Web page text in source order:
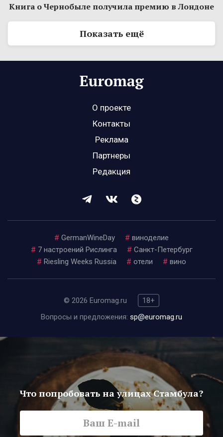
Книга о Чернобыле получила премию в Лондоне
Показать ещё
О проекте
Контакты
Реклама
Партнеры
Редакция
# GermanWineDay # виноделие
# 7 настроений Рислинга # Санкт-Петербург
# Riesling Weeks Russia # отели # вино
© 2026 Euromag.ru
18+
Вопросы и предложения: sp@euromag.ru
Что попробовать на улицах Стамбула?